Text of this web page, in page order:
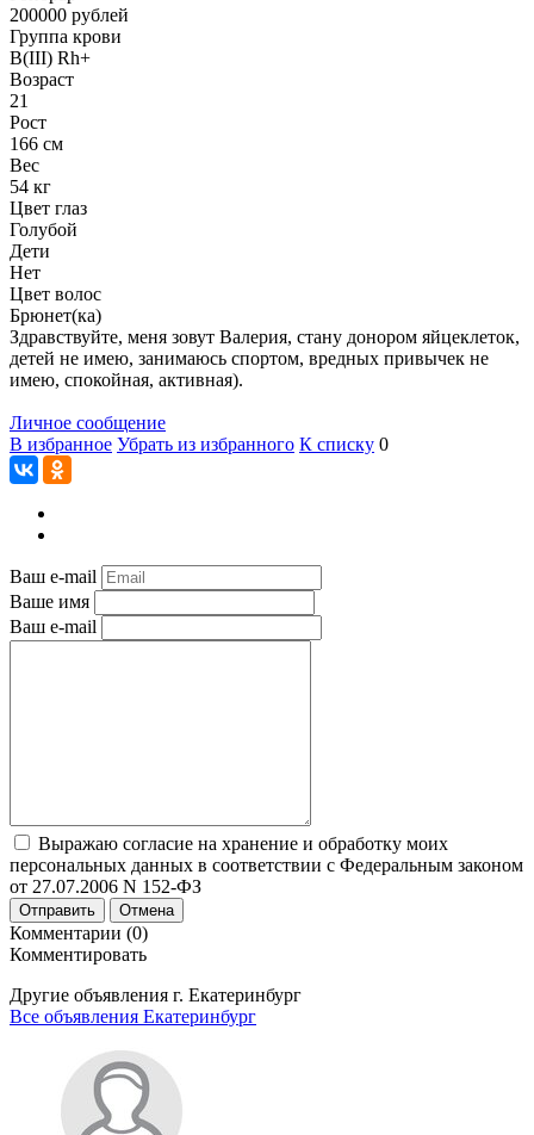
200000 рублей
Группа крови
B(III) Rh+
Возраст
21
Рост
166 см
Вес
54 кг
Цвет глаз
Голубой
Дети
Нет
Цвет волос
Брюнет(ка)
Здравствуйте, меня зовут Валерия, стану донором яйцеклеток,
детей не имею, занимаюсь спортом, вредных привычек не
имею, спокойная, активная).
Личное сообщение
В избранное Убрать из избранного К списку 0
Ваш e-mail
Ваше имя
Ваш e-mail
Выражаю согласие на хранение и обработку моих
персональных данных в соответствии с Федеральным законом
от 27.07.2006 N 152-ФЗ
Отправить Отмена
Комментарии (0)
Комментировать
Другие объявления г. Екатеринбург
Все объявления Екатеринбург